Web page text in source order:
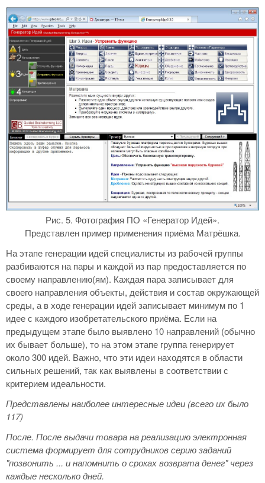
Рис. 5. Фотография ПО «Генератор Идей».
Представлен пример применения приёма Матрёшка.
На этапе генерации идей специалисты из рабочей группы
разбиваются на пары и каждой из пар предоставляется по
своему направлению(ям). Каждая пара записывает для
своего направления объекты, действия и состав окружающей
среды, а в ходе генерации идей записывает минимум по 1
идее с каждого изобретательского приёма. Если на
предыдущем этапе было выявлено 10 направлений (обычно
их бывает больше), то на этом этапе группа генерирует
около 300 идей. Важно, что эти идеи находятся в области
сильных решений, так как выявлены в соответствии с
критерием идеальности.
Представлены наиболее интересные идеи (всего их было
117)
После. После выдачи товара на реализацию электронная
система формирует для сотрудников серию заданий
"позвонить ... и напомнить о сроках возврата денег" через
каждые несколько дней.